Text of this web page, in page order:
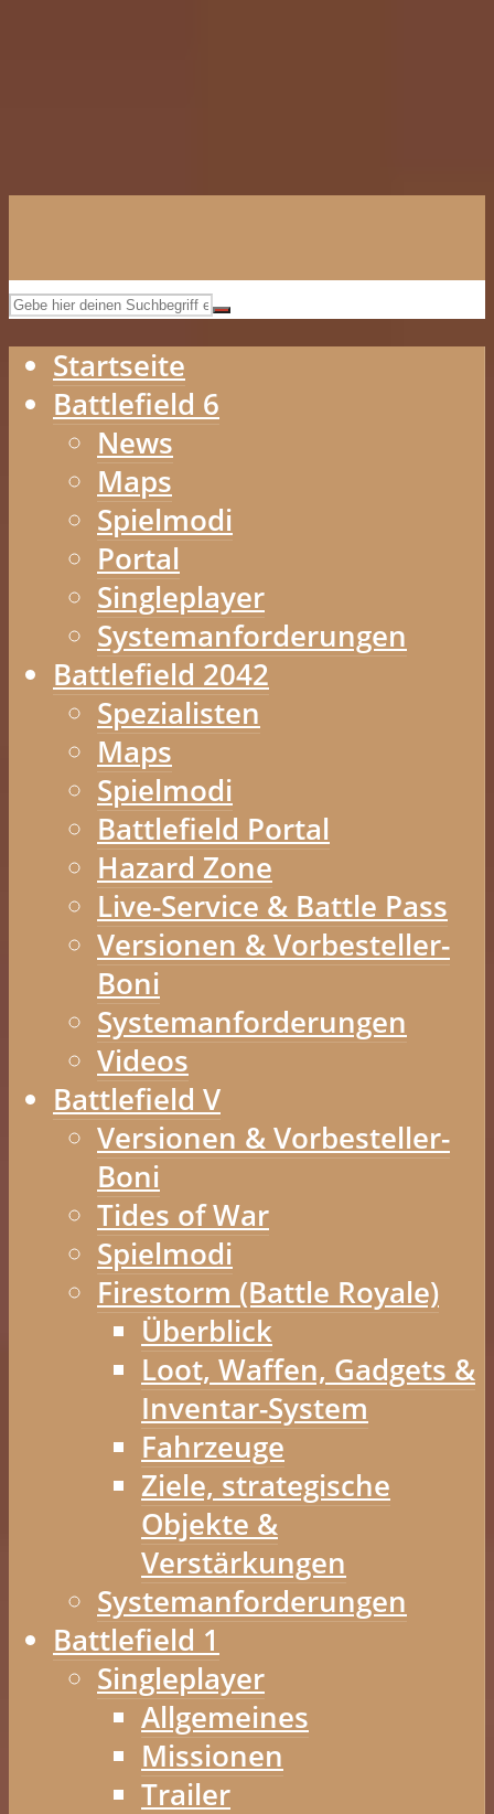
Startseite
Battlefield 6
News
Maps
Spielmodi
Portal
Singleplayer
Systemanforderungen
Battlefield 2042
Spezialisten
Maps
Spielmodi
Battlefield Portal
Hazard Zone
Live-Service & Battle Pass
Versionen & Vorbesteller-
Boni
Systemanforderungen
Videos
Battlefield V
Versionen & Vorbesteller-
Boni
Tides of War
Spielmodi
Firestorm (Battle Royale)
Überblick
Loot, Waffen, Gadgets &
Inventar-System
Fahrzeuge
Ziele, strategische
Objekte &
Verstärkungen
Systemanforderungen
Battlefield 1
Singleplayer
Allgemeines
Missionen
Trailer